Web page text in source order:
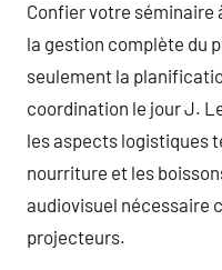
Confier votre séminaire
la gestion complète du
seulement la
coordination le jour J.
les aspects logistiques
nourriture et les
audiovisuel nécessaire
projecteurs.